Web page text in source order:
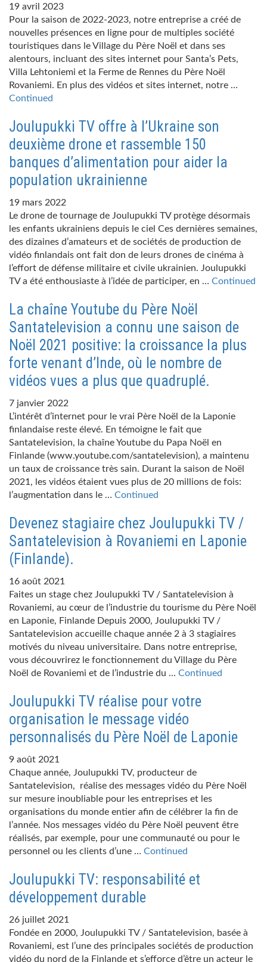
19 avril 2023
Pour la saison de 2022-2023, notre entreprise a créé de
nouvelles présences en ligne pour de multiples société
touristiques dans le Village du Père Noël et dans ses
alentours, incluant des sites internet pour Santa’s Pets,
Villa Lehtoniemi et la Ferme de Rennes du Père Noël
Rovaniemi. En plus des vidéos et sites internet, notre …
Continued
Joulupukki TV offre à l’Ukraine son
deuxième drone et rassemble 150
banques d’alimentation pour aider la
population ukrainienne
19 mars 2022
Le drone de tournage de Joulupukki TV protège désormais
les enfants ukrainiens depuis le ciel Ces dernières semaines,
des dizaines d’amateurs et de sociétés de production de
vidéo finlandais ont fait don de leurs drones de cinéma à
l’effort de défense militaire et civile ukrainien. Joulupukki
TV a été enthousiaste à l’idée de participer, en … Continued
La chaîne Youtube du Père Noël
Santatelevision a connu une saison de
Noël 2021 positive: la croissance la plus
forte venant d’Inde, où le nombre de
vidéos vues a plus que quadruplé.
7 janvier 2022
L’intérêt d’internet pour le vrai Père Noël de la Laponie
finlandaise reste élevé. En témoigne le fait que
Santatelevision, la chaîne Youtube du Papa Noël en
Finlande (www.youtube.com/santatelevision), a maintenu
un taux de croissance très sain. Durant la saison de Noël
2021, les vidéos étaient vues plus de 20 millions de fois:
l’augmentation dans le … Continued
Devenez stagiaire chez Joulupukki TV /
Santatelevision à Rovaniemi en Laponie
(Finlande).
16 août 2021
Faites un stage chez Joulupukki TV / Santatelevision à
Rovaniemi, au cœur de l’industrie du tourisme du Père Noël
en Laponie, Finlande Depuis 2000, Joulupukki TV /
Santatelevision accueille chaque année 2 à 3 stagiaires
motivés du niveau universitaire. Dans notre entreprise,
vous découvrirez le fonctionnement du Village du Père
Noël de Rovaniemi et de l’industrie du … Continued
Joulupukki TV réalise pour votre
organisation le message vidéo
personnalisés du Père Noël de Laponie
9 août 2021
Chaque année, Joulupukki TV, producteur de
Santatelevision, réalise des messages vidéo du Père Noël
sur mesure inoubliable pour les entreprises et les
organisations du monde entier afin de célébrer la fin de
l’année. Nos messages vidéo du Père Noël peuvent être
réalisés, par exemple, pour une communauté ou pour le
personnel ou les clients d’une … Continued
Joulupukki TV: responsabilité et
développement durable
26 juillet 2021
Fondée en 2000, Joulupukki TV / Santatelevision, basée à
Rovaniemi, est l’une des principales sociétés de production
vidéo du nord de la Finlande et s’efforce d’être un acteur le